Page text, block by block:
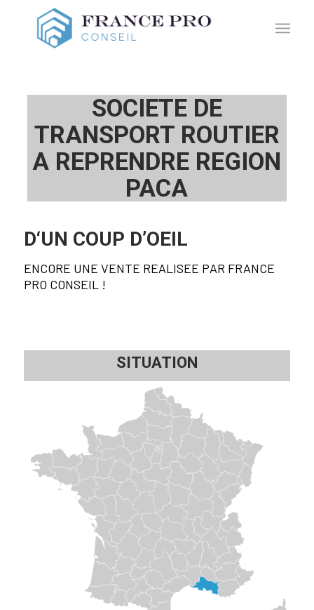
SOCIETE DE
TRANSPORT ROUTIER
A REPRENDRE REGION
PACA
D‘UN COUP D’OEIL
ENCORE UNE VENTE REALISEE PAR FRANCE
PRO CONSEIL !
SITUATION